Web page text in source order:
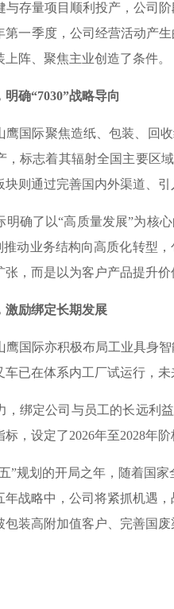
量项目顺利投产，公司阶
第一季度，公司经营活动产
阵、聚焦主业创造了条件。
确“7030”战略导向
际聚焦造纸、包装、回收
，标志着其辐射全国主要区
块则通过完善国内外渠道、
了以“高质量发展”为核心
动业务结构向高质化转型
，而是以为客户产品提升价
激励绑定长期发展
际亦积极布局工业具身智
已在体系内工厂试运行，
定公司与员工的长远利益
，设定了2026年至2028年
”规划的开局之年，随着国
年战略中，公司将紧抓机遇
装高附加值客户、完善国